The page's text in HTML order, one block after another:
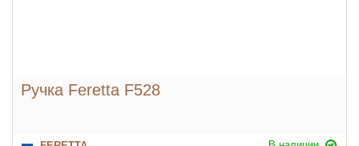
Ручка Feretta F528